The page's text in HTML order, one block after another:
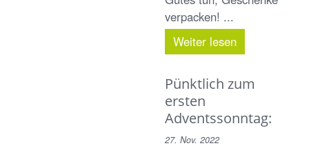
verpacken! ...
Weiter lesen
Pünktlich zum
ersten
Adventssonntag:
27. Nov. 2022